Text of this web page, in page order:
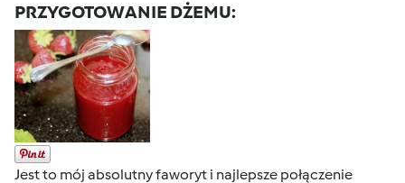
PRZYGOTOWANIE DŻEMU:
Jest to mój absolutny faworyt i najlepsze połączenie